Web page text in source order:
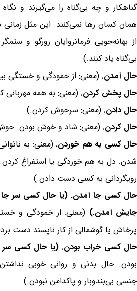
گناهکار و چه بی‌گناه را می‌گیرند و
همان کسان رها نمی‌کنند. این مثل زمانی
از بهانه‌جویی فرمانروایان زورگو و
بی‌گناه یاد کنند.)
حال آمدن. (معنی: از خمودگی و خستگی
حال پخش کردن. (معنی: به همه مهربانی
حال دادن. (معنی: سرخوش کردن.)
حال کردن. (معنی: شاد و خوش بودن.
حال کسی به هم خوردن. (معنی: به
شدن. دل به هم خوردگی یا استفراغ کردن.
رویگردانی به کسی دست دادن.)
حال کسی جا آمدن. (یا حال کسی سر
جایش آمدن.) (معنی: از خمودگی و
پرخاش یا گوشمالی از کار ناپسند دست
حال کسی خراب بودن. (یا حال کسی سر
بودن. حال بدنی و روانی خوبی
جنسی بی‌بندوبار و پاکدامن نبودن.)